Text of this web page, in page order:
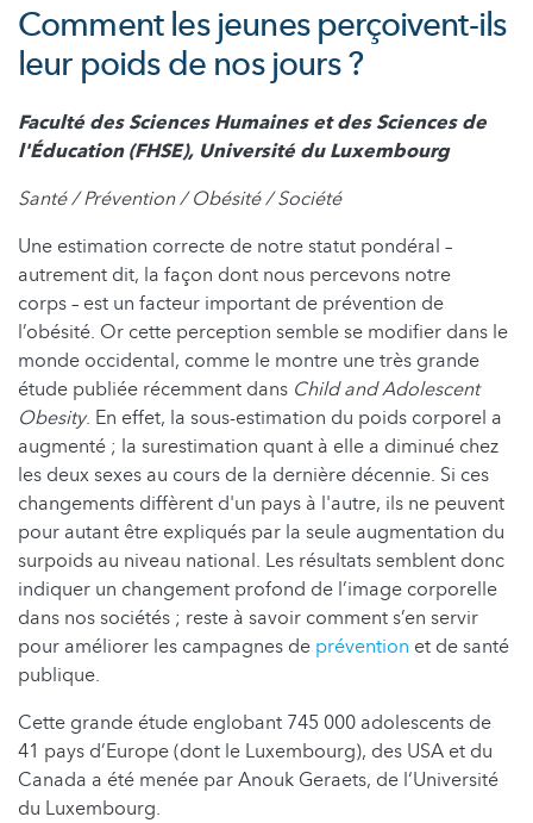
Comment les jeunes perçoivent-ils
leur poids de nos jours ?
Faculté des Sciences Humaines et des Sciences de
l'Éducation (FHSE), Université du Luxembourg
Santé / Prévention / Obésité / Société
Une estimation correcte de notre statut pondéral –
autrement dit, la façon dont nous percevons notre
corps – est un facteur important de prévention de
l’obésité. Or cette perception semble se modifier dans le
monde occidental, comme le montre une très grande
étude publiée récemment dans Child and Adolescent
Obesity. En effet, la sous-estimation du poids corporel a
augmenté ; la surestimation quant à elle a diminué chez
les deux sexes au cours de la dernière décennie. Si ces
changements diffèrent d'un pays à l'autre, ils ne peuvent
pour autant être expliqués par la seule augmentation du
surpoids au niveau national. Les résultats semblent donc
indiquer un changement profond de l’image corporelle
dans nos sociétés ; reste à savoir comment s’en servir
pour améliorer les campagnes de prévention et de santé
publique.
Cette grande étude englobant 745 000 adolescents de
41 pays d’Europe (dont le Luxembourg), des USA et du
Canada a été menée par Anouk Geraets, de l‘Université
du Luxembourg.